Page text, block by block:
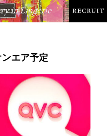
エア予定